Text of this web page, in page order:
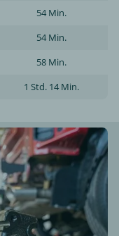
54 Min.
54 Min.
58 Min.
1 Std. 14 Min.